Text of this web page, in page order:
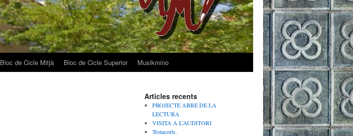
Bloc de Cicle Mitjà Bloc de Cicle Superior Musikmino
Articles recents
PROJECTE ABRE DE LA
LECTURA
VISITA A L’AUDITORI
Trotacorts.